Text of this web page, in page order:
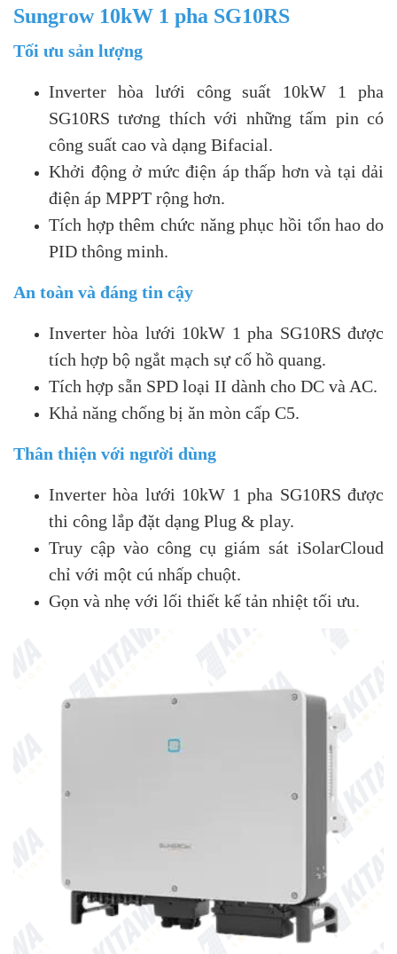
Sungrow 10kW 1 pha SG10RS
Tối ưu sản lượng
Inverter hòa lưới công suất 10kW 1 pha
SG10RS tương thích với những tấm pin có
công suất cao và dạng Bifacial.
Khởi động ở mức điện áp thấp hơn và tại dải
điện áp MPPT rộng hơn.
Tích hợp thêm chức năng phục hồi tổn hao do
PID thông minh.
An toàn và đáng tin cậy
Inverter hòa lưới 10kW 1 pha SG10RS được
tích hợp bộ ngắt mạch sự cố hồ quang.
Tích hợp sẵn SPD loại II dành cho DC và AC.
Khả năng chống bị ăn mòn cấp C5.
Thân thiện với người dùng
Inverter hòa lưới 10kW 1 pha SG10RS được
thi công lắp đặt dạng Plug & play.
Truy cập vào công cụ giám sát iSolarCloud
chỉ với một cú nhấp chuột.
Gọn và nhẹ với lối thiết kế tản nhiệt tối ưu.